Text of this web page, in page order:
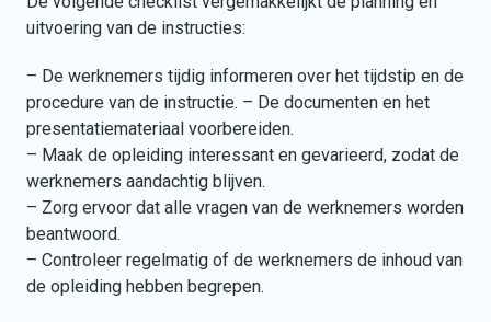
uitvoering van de instructies:
– De werknemers tijdig informeren over het tijdstip en de
procedure van de instructie. – De documenten en het
presentatiemateriaal voorbereiden.
– Maak de opleiding interessant en gevarieerd, zodat de
werknemers aandachtig blijven.
– Zorg ervoor dat alle vragen van de werknemers worden
beantwoord.
– Controleer regelmatig of de werknemers de inhoud van
de opleiding hebben begrepen.